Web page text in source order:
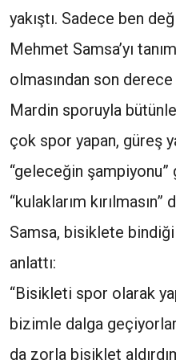
yakıştı. Sadece ben
Mehmet Samsa’yı
olmasından son
Mardin sporuyla
çok spor yapan, güreş
“geleceğin şampiyonu”
“kulaklarım
Samsa, bisiklete
anlattı:
“Bisikleti spor olarak
bizimle dalga
da zorla bisiklet